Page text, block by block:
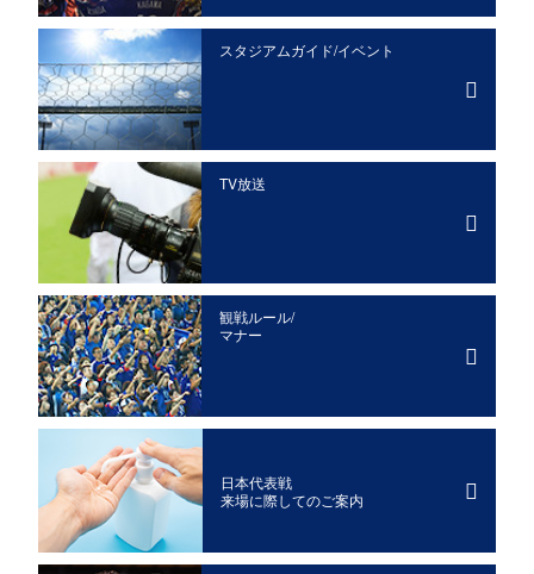
スタジアムガイド/イベント
TV放送
観戦ルール/
マナー
日本代表戦
来場に際してのご案内